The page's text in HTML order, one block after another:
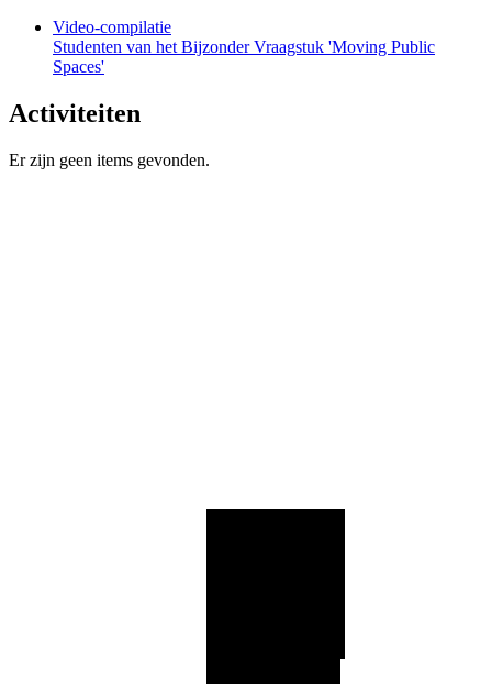
Video-compilatie
Studenten van het Bijzonder Vraagstuk 'Moving Public
Spaces'
Activiteiten
Er zijn geen items gevonden.